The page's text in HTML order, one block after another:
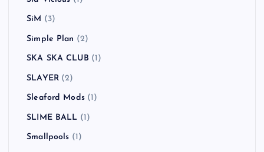
SiM (3)
Simple Plan (2)
SKA SKA CLUB (1)
SLAYER(2)
Sleaford Mods(1)
SLIME BALL (1)
Smallpools (1)